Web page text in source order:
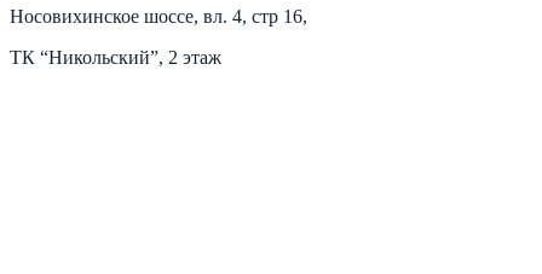
Носовихинское шоссе, вл. 4, стр 16,
ТК “Никольский”, 2 этаж